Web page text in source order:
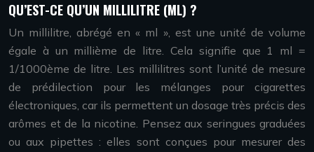
QU’EST-CE QU’UN MILLILITRE (ML) ?
Un millilitre, abrégé en « ml », est une unité de volume
égale à un millième de litre. Cela signifie que 1 ml =
1/1000ème de litre. Les millilitres sont l’unité de mesure
de prédilection pour les mélanges pour cigarettes
électroniques, car ils permettent un dosage très précis des
arômes et de la nicotine. Pensez aux seringues graduées
ou aux pipettes : elles sont conçues pour mesurer des